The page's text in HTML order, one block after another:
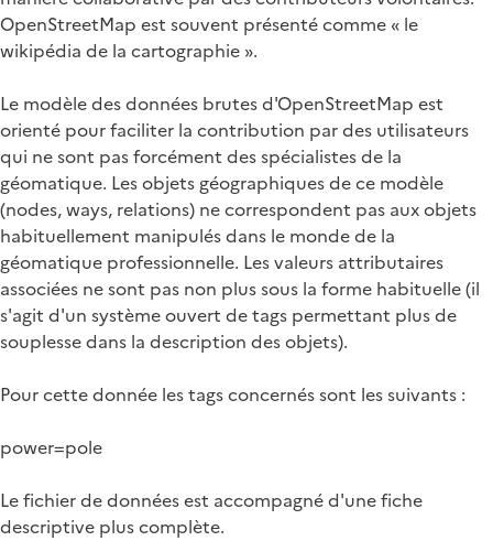
OpenStreetMap est souvent présenté comme « le
wikipédia de la cartographie ».
Le modèle des données brutes d'OpenStreetMap est
orienté pour faciliter la contribution par des utilisateurs
qui ne sont pas forcément des spécialistes de la
géomatique. Les objets géographiques de ce modèle
(nodes, ways, relations) ne correspondent pas aux objets
habituellement manipulés dans le monde de la
géomatique professionnelle. Les valeurs attributaires
associées ne sont pas non plus sous la forme habituelle (il
s'agit d'un système ouvert de tags permettant plus de
souplesse dans la description des objets).
Pour cette donnée les tags concernés sont les suivants :
power=pole
Le fichier de données est accompagné d'une fiche
descriptive plus complète.